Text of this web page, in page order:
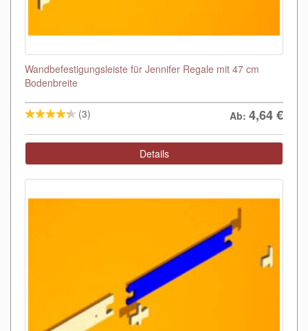
Wandbefestigungsleiste für Jennifer Regale mit 47 cm
Bodenbreite
(3) Ab: 4,64€
Details